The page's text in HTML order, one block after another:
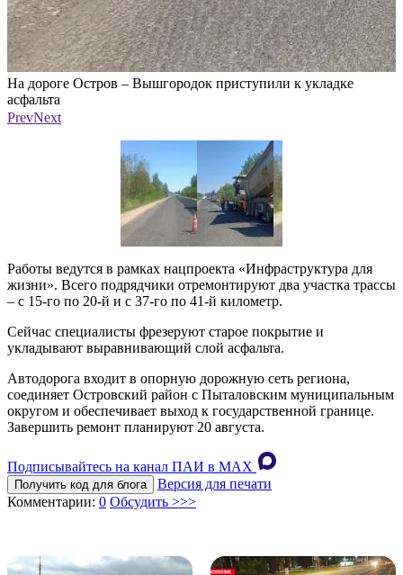
На дороге Остров – Вышгородок приступили к укладке
асфальта
Фото: Псковавтодор
PrevNext
Работы ведутся в рамках нацпроекта «Инфраструктура для
жизни». Всего подрядчики отремонтируют два участка трассы
– с 15-го по 20-й и с 37-го по 41-й километр.
Сейчас специалисты фрезеруют старое покрытие и
укладывают выравнивающий слой асфальта.
Автодорога входит в опорную дорожную сеть региона,
соединяет Островский район с Пыталовским муниципальным
округом и обеспечивает выход к государственной границе.
Завершить ремонт планируют 20 августа.
Подписывайтесь на канал ПАИ в MAХ
Получить код для блога
Версия для печати
Комментарии: 0 Обсудить >>>